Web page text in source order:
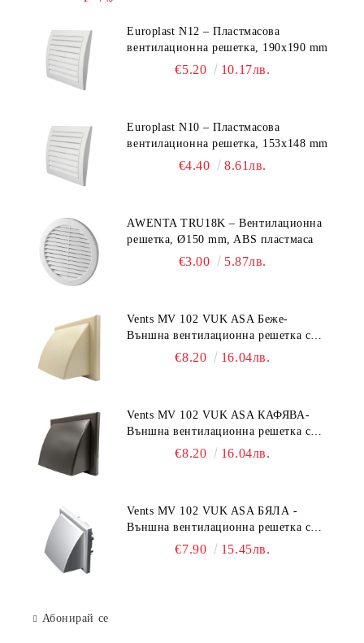
Europlast N12 – Пластмасова
вентилационна решетка, 190x190 mm
€5.20 10.17лв.
Europlast N10 – Пластмасова
вентилационна решетка, 153x148 mm
€4.40 8.61лв.
AWENTA TRU18K – Вентилационна
решетка, Ø150 mm, ABS пластмаса
€3.00 5.87лв.
Vents MV 102 VUK ASA Беже-
Външна вентилационна решетка с
гравитачна клапа Ø 100, Ø 125,
€8.20 16.04лв.
Vents MV 102 VUK ASA КАФЯВА-
Външна вентилационна решетка с
гравитачна клапа Ø 100, Ø 125,
€8.20 16.04лв.
Vents MV 102 VUK ASA БЯЛА -
Външна вентилационна решетка с
гравитачна клапа Ø 100, Ø 125,
€7.90 15.45лв.
Абонирай се